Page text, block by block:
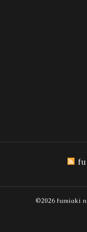
©2026 fumiaki